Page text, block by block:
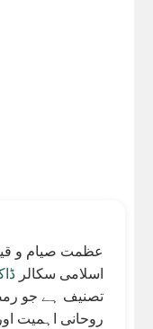
عظمت صیام و
اسلامی سکالر
تصنیف ہے جو
روحانی اہمیت